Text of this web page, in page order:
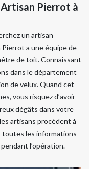
Pierrot à
un artisan
Pierrot a une équipe de
de toit. Connaissant
dans le département
de velux. Quand cet
vous risquez d’avoir
dégâts dans votre
artisans procèdent à
toutes les informations
l’opération.